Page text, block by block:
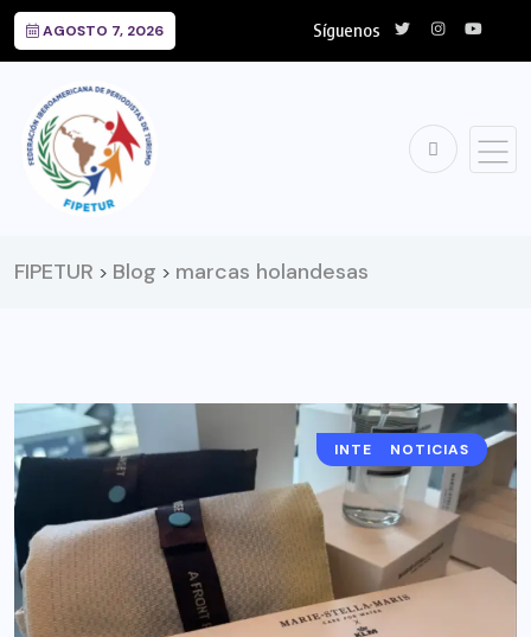
AGOSTO 7, 2026 Síguenos
FIPETUR > Blog > marcas holandesas
INTERNACIONAL
NOTICIAS